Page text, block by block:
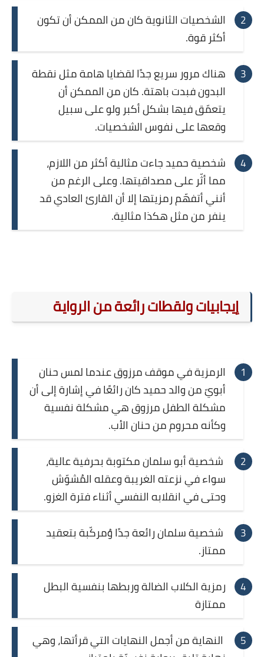
الشخصيات الثانوية كان من الممكن أن تكون
أكثر قوة.
هناك مرور سريع جدًا لقضايا هامة مثل نقطة
البدون فبدت باهتة. كان من الممكن أن
يتعمّق فيها بشكل أكبر ولو على سبيل
وقعها على نفوس الشخصيات.
شخصية حميد جاءت مثالية أكثر من اللازم،
مما أثّر على مصداقيتها. وعلى الرغم من
أنني أتفهّم رمزيتها إلا أن القارئ العادي قد
ينفر من مثل هكذا مثالية.
إيجابيات ولقطات رائعة من الرواية
الرمزية في موقف مرزوق عندما لمس حنان
أبويّ من والد حميد كان رائعًا في إشارة إلى أن
مشكلة الطفل مرزوق هي مشكلة نفسية
وكأنه محروم من حنان الأب.
شخصية أبو سلمان مكتوبة بحرفية عالية،
سواء في نزعته الغريبة وعقله المُشوّش
وحتى في انقلابه النفسي أثناء فترة الغزو.
شخصية سلمان رائعة جدًا وُمركّبة بتعقيد
ممتاز.
رمزية الكلاب الضالة وربطها بنفسية البطل
ممتازة
النهاية من أجمل النهايات التي قرأتها، وهي